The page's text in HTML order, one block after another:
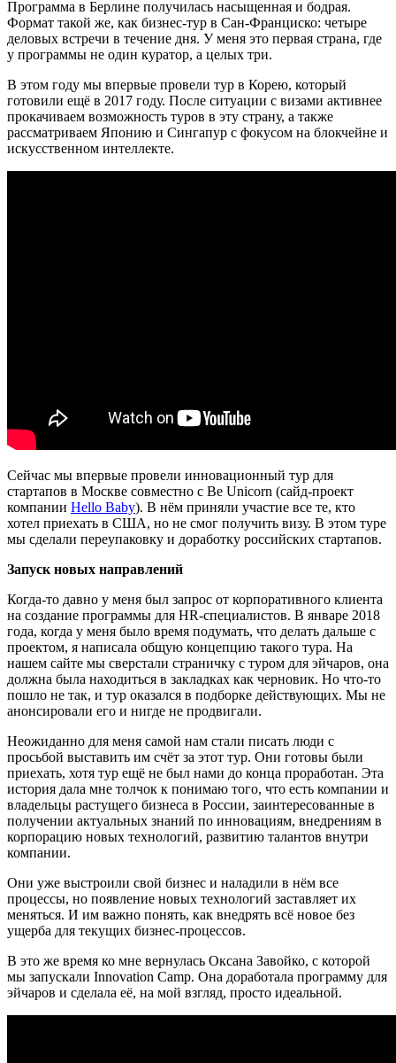
Программа в Берлине получилась насыщенная и бодрая.
Формат такой же, как бизнес-тур в Сан-Франциско: четыре
деловых встречи в течение дня. У меня это первая страна, где
у программы не один куратор, а целых три.
В этом году мы впервые провели тур в Корею, который
готовили ещё в 2017 году. После ситуации с визами активнее
прокачиваем возможность туров в эту страну, а также
рассматриваем Японию и Сингапур с фокусом на блокчейне и
искусственном интеллекте.
Сейчас мы впервые провели инновационный тур для
стартапов в Москве совместно с Be Unicorn (сайд-проект
компании Hello Baby). В нём приняли участие все те, кто
хотел приехать в США, но не смог получить визу. В этом туре
мы сделали переупаковку и доработку российских стартапов.
Запуск новых направлений
Когда-то давно у меня был запрос от корпоративного клиента
на создание программы для HR-специалистов. В январе 2018
года, когда у меня было время подумать, что делать дальше с
проектом, я написала общую концепцию такого тура. На
нашем сайте мы сверстали страничку с туром для эйчаров, она
должна была находиться в закладках как черновик. Но что-то
пошло не так, и тур оказался в подборке действующих. Мы не
анонсировали его и нигде не продвигали.
Неожиданно для меня самой нам стали писать люди с
просьбой выставить им счёт за этот тур. Они готовы были
приехать, хотя тур ещё не был нами до конца проработан. Эта
история дала мне толчок к понимаю того, что есть компании и
владельцы растущего бизнеса в России, заинтересованные в
получении актуальных знаний по инновациям, внедрениям в
корпорацию новых технологий, развитию талантов внутри
компании.
Они уже выстроили свой бизнес и наладили в нём все
процессы, но появление новых технологий заставляет их
меняться. И им важно понять, как внедрять всё новое без
ущерба для текущих бизнес-процессов.
В это же время ко мне вернулась Оксана Завойко, с которой
мы запускали Innovation Camp. Она доработала программу для
эйчаров и сделала её, на мой взгляд, просто идеальной.